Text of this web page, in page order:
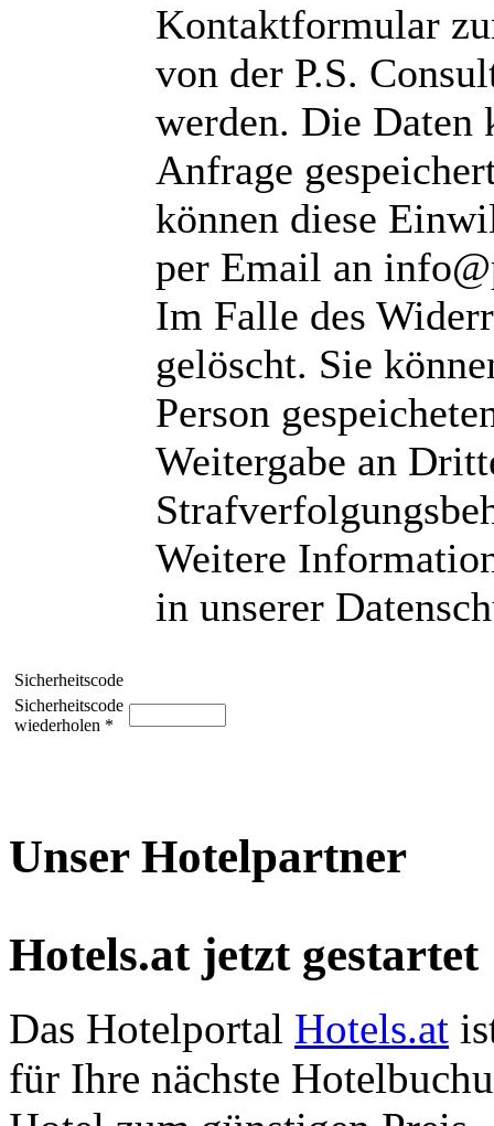
Kontaktformular
von der P.S.
werden. Die Daten
Anfrage
können diese
per Email an
Im Falle des
gelöscht. Sie
Person
Weitergabe an
Weitere
in unserer
Sicherheitscode
Sicherheitscode
wiederholen *
Unser Hotelpartner
Hotels.at jetzt gestartet
Das Hotelportal Hotels.at
für Ihre nächste